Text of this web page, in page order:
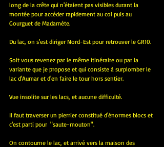
long de la crête qui n'étaient pas visibles durant la
montée pour accéder rapidement au col puis au
Gourguet de Madaméte.
Du lac, on s'est diriger Nord-Est pour retrouver le GR10.
Soit vous revenez par le même itinéraire ou par la
variante que je propose et qui consiste à surplomber le
lac d'Aumar et d'en faire le tour hors sentier.
Vue insolite sur les lacs, et aucune difficulté.
Il faut traverser un pierrier constitué d'énormes blocs et
c'est parti pour  "saute-mouton".
On contourne le lac, et arrivé vers la maison des